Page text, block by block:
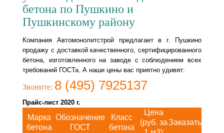
бетона по Пушкино и
Пушкинскому району
Компания Автомонолитстрой предлагает в г. Пушкино
продажу с доставкой качественного, сертифицированного
бетона, изготовленного на заводе с соблюдением всех
требований ГОСТа. А наши цены вас приятно удивят:
Звоните: 8 (495) 7925137
Прайс-лист 2020 г.
Марка
бетона
Обозначение
ГОСТ
Класс
бетона
Цена
(руб. заЗаказать